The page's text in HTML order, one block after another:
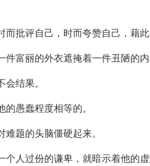
批评自己，时而夸赞自己，藉此
富丽的外衣遮掩着一件丑陋的内
结果。
愚蠢程度相等的。
题的头脑僵硬起来。
人过份的谦卑，就暗示着他的虚